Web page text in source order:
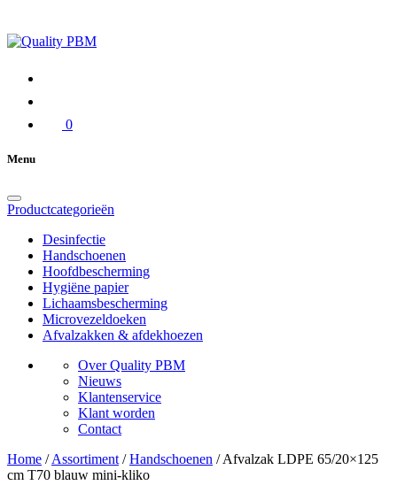
0
Menu
Productcategorieën
Desinfectie
Handschoenen
Hoofdbescherming
Hygiëne papier
Lichaamsbescherming
Microvezeldoeken
Afvalzakken & afdekhoezen
Over Quality PBM
Nieuws
Klantenservice
Klant worden
Contact
Home / Assortiment / Handschoenen / Afvalzak LDPE 65/20×125
cm T70 blauw mini-kliko